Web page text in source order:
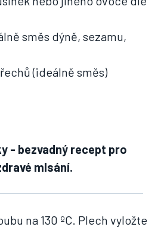
směs dýně, sezamu,
(ideálně směs)
- bezvadný recept pro
mlsání.
na 130 ºC. Plech vyložte